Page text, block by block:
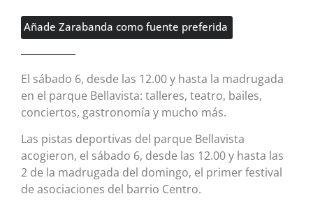
Añade Zarabanda como fuente preferida
El sábado 6, desde las 12.00 y hasta la madrugada
en el parque Bellavista: talleres, teatro, bailes,
conciertos, gastronomía y mucho más.
Las pistas deportivas del parque Bellavista
acogieron, el sábado 6, desde las 12.00 y hasta las
2 de la madrugada del domingo, el primer festival
de asociaciones del barrio Centro.